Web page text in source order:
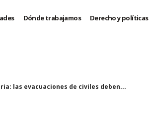
Dónde trabajamos Derecho y políticas
las evacuaciones de civiles deben...